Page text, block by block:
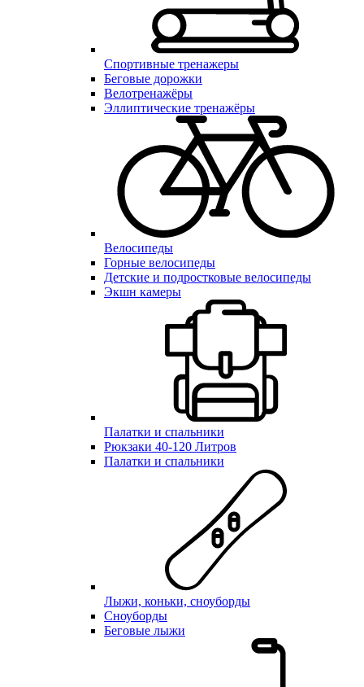
Спортивные тренажеры
Беговые дорожки
Велотренажёры
Эллиптические тренажёры
Велосипеды
Горные велосипеды
Детские и подростковые велосипеды
Экшн камеры
Палатки и спальники
Рюкзаки 40-120 Литров
Палатки и спальники
Лыжи, коньки, сноуборды
Сноуборды
Беговые лыжи